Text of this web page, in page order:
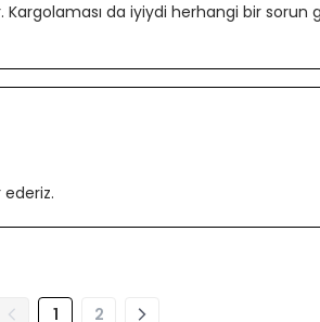
Kargolaması da iyiydi herhangi bir
1 2